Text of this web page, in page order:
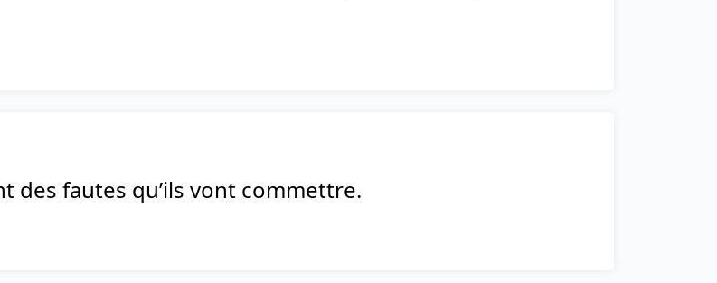
des fautes qu’ils vont commettre.